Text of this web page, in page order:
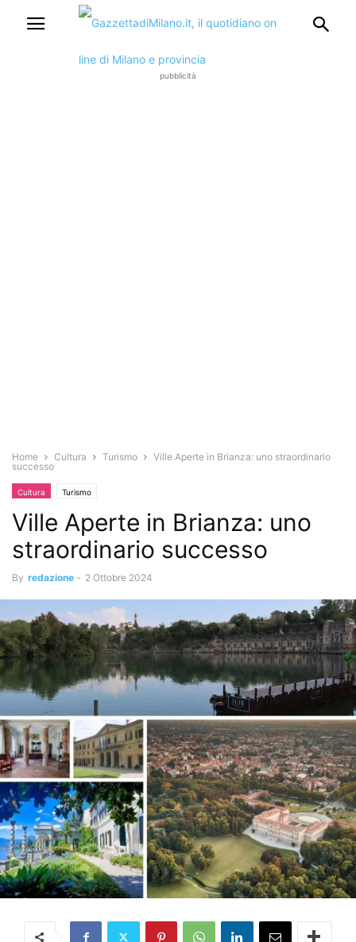
pubblicità
Home Cultura Turismo
Ville Aperte in Brianza: uno straordinario
successo
Cultura Turismo
Ville Aperte in Brianza: uno
straordinario successo
By redazione - 2 Ottobre 2024